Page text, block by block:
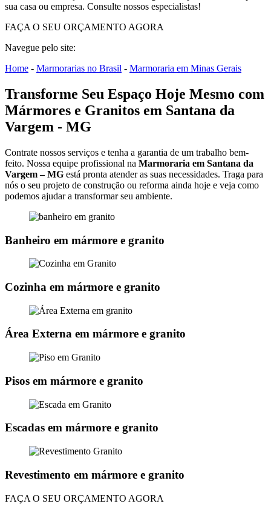
sua casa ou empresa. Consulte nossos especialistas!
FAÇA O SEU ORÇAMENTO AGORA
Navegue pelo site:
Home - Marmorarias no Brasil - Marmoraria em Minas Gerais
Transforme Seu Espaço Hoje Mesmo com
Mármores e Granitos em Santana da
Vargem - MG
Contrate nossos serviços e tenha a garantia de um trabalho bem-
feito. Nossa equipe profissional na Marmoraria em Santana da
Vargem – MG está pronta atender as suas necessidades. Traga para
nós o seu projeto de construção ou reforma ainda hoje e veja como
podemos ajudar a transformar seu ambiente.
Banheiro em mármore e granito
Cozinha em mármore e granito
Área Externa em mármore e granito
Pisos em mármore e granito
Escadas em mármore e granito
Revestimento em mármore e granito
FAÇA O SEU ORÇAMENTO AGORA